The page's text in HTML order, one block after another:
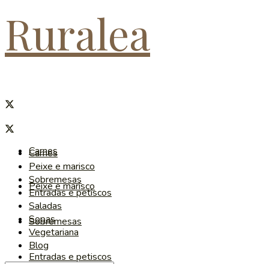
Ruralea
Carnes
Peixe e marisco
Sobremesas
Entradas e petiscos
Carnes
Peixe e marisco
Sobremesas
Entradas e petiscos
Saladas
Sopas
Vegetariana
Blog